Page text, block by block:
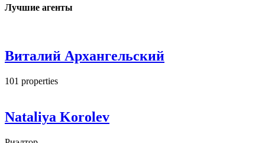
Лучшие агенты
Виталий Архангельский
101 properties
Nataliya Korolev